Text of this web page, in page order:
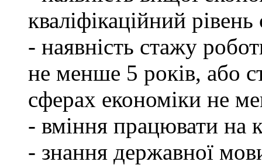
кваліфікаційний рівень
- наявність стажу
не менше 5 років, або
сферах економіки не
- вміння працювати на
- знання державної